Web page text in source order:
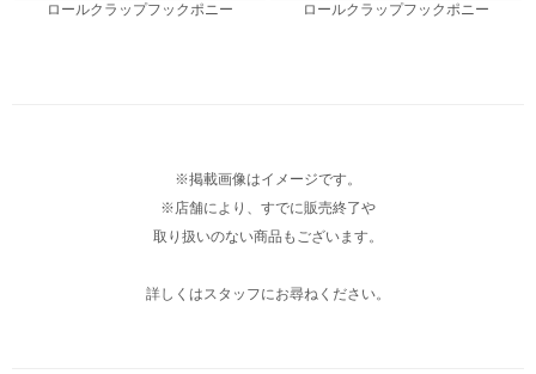
ロールクラップフックポニー ロールクラップフックポニー
※掲載画像はイメージです。
※店舗により、すでに販売終了や
取り扱いのない商品もございます。
詳しくはスタッフにお尋ねください。